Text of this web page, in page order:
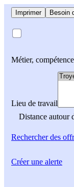
Imprimer Besoin
Métier,
Lieu de travail
Distance autour
Rechercherdes
Créer une alerte